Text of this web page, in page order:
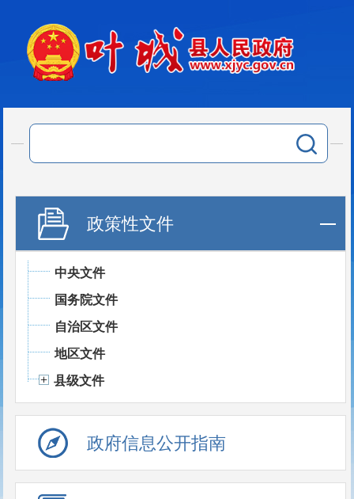
政策性文件
中央文件
国务院文件
自治区文件
地区文件
县级文件
政府信息公开指南